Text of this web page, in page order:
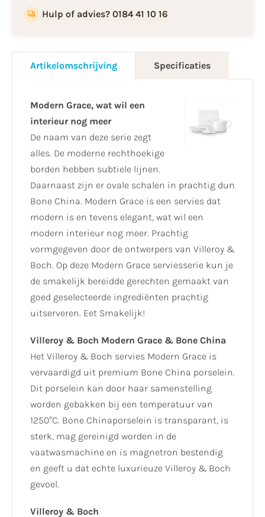
Hulp of advies? 0184 41 10 16
Artikelomschrijving Specificaties
Modern Grace, wat wil een
interieur nog meer
De naam van deze serie zegt
alles. De moderne rechthoekige
borden hebben subtiele lijnen.
Daarnaast zijn er ovale schalen in prachtig dun
Bone China. Modern Grace is een servies dat
modern is en tevens elegant, wat wil een
modern interieur nog meer. Prachtig
vormgegeven door de ontwerpers van Villeroy &
Boch. Op deze Modern Grace serviesserie kun je
de smakelijk bereidde gerechten gemaakt van
goed geselecteerde ingrediënten prachtig
uitserveren. Eet Smakelijk!
Villeroy & Boch Modern Grace & Bone China
Het Villeroy & Boch servies Modern Grace is
vervaardigd uit premium Bone China porselein.
Dit porselein kan door haar samenstelling
worden gebakken bij een temperatuur van
1250°C. Bone Chinaporselein is transparant, is
sterk, mag gereinigd worden in de
vaatwasmachine en is magnetron bestendig
en geeft u dat echte luxurieuze Villeroy & Boch
gevoel.
Villeroy & Boch